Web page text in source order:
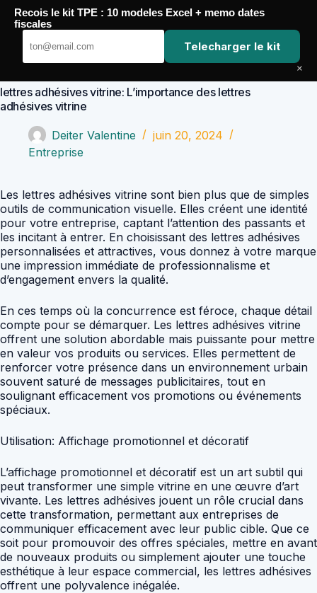
Passer
contenu
Comptabilité Job
lettres adhésives vitrine: L’importance des lettres
adhésives vitrine
Deiter Valentine
juin 20, 2024
Entreprise
Les lettres adhésives vitrine sont bien plus que de simples
outils de communication visuelle. Elles créent une identité
pour votre entreprise, captant l’attention des passants et
les incitant à entrer. En choisissant des lettres adhésives
personnalisées et attractives, vous donnez à votre marque
une impression immédiate de professionnalisme et
d’engagement envers la qualité.
En ces temps où la concurrence est féroce, chaque détail
compte pour se démarquer. Les lettres adhésives vitrine
offrent une solution abordable mais puissante pour mettre
en valeur vos produits ou services. Elles permettent de
renforcer votre présence dans un environnement urbain
souvent saturé de messages publicitaires, tout en
soulignant efficacement vos promotions ou événements
spéciaux.
Utilisation: Affichage promotionnel et décoratif
L’affichage promotionnel et décoratif est un art subtil qui
peut transformer une simple vitrine en une œuvre d’art
vivante. Les lettres adhésives jouent un rôle crucial dans
cette transformation, permettant aux entreprises de
communiquer efficacement avec leur public cible. Que ce
soit pour promouvoir des offres spéciales, mettre en avant
de nouveaux produits ou simplement ajouter une touche
esthétique à leur espace commercial, les lettres adhésives
offrent une polyvalence inégalée.
Recois le kit TPE : 10 modeles Excel + memo dates
fiscales
Telecharger le kit
×